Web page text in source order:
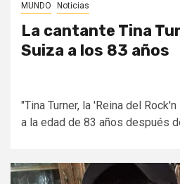
MUNDO Noticias
La cantante Tina
Suiza a los 83 años
"Tina Turner, la 'Reina del
a la edad de 83 años después